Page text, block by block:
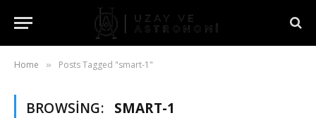
Home » Posts Tagged "smart-1"
BROWSING: SMART-1